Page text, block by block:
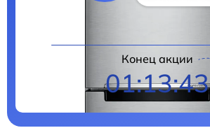
Конец акции
01:13:42